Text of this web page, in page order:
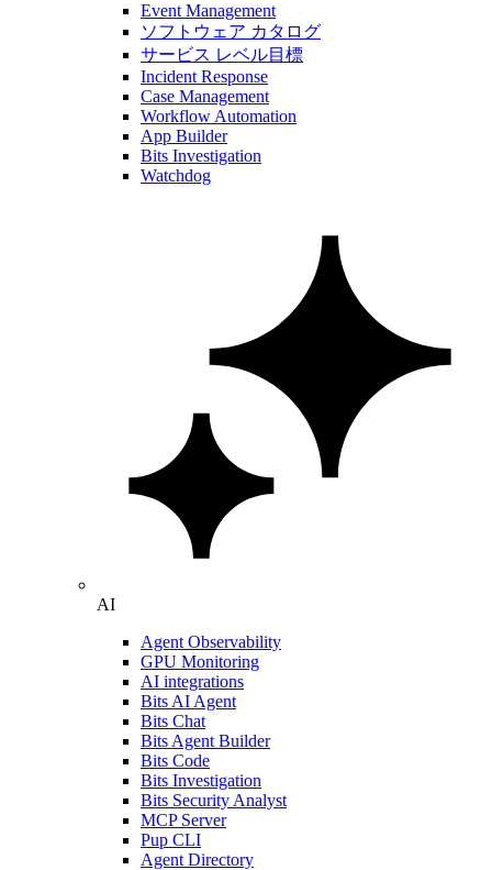
Event Management
ソフトウェア カタログ
サービス レベル目標
Incident Response
Case Management
Workflow Automation
App Builder
Bits Investigation
Watchdog
AI
Agent Observability
GPU Monitoring
AI integrations
Bits AI Agent
Bits Chat
Bits Agent Builder
Bits Code
Bits Investigation
Bits Security Analyst
MCP Server
Pup CLI
Agent Directory